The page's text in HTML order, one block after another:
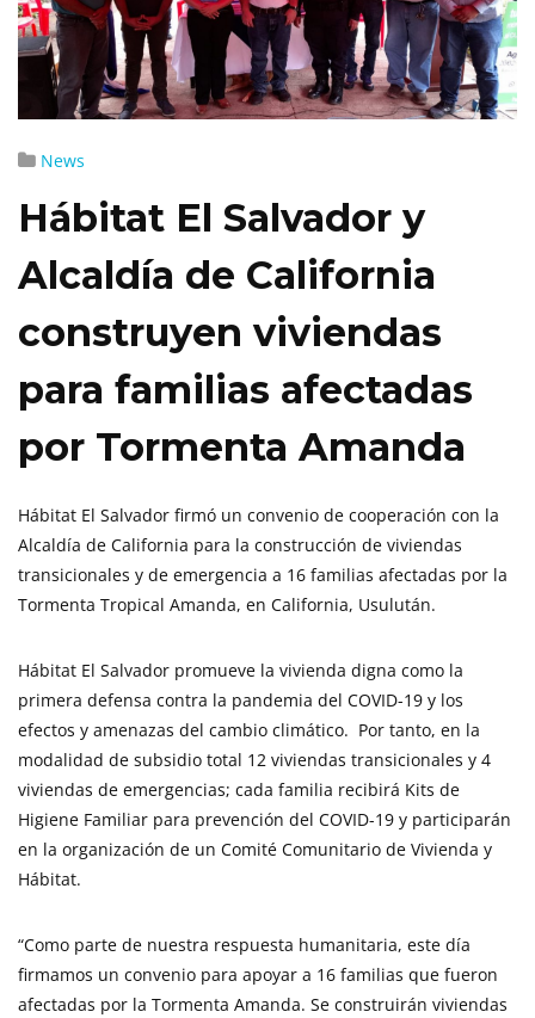
News
Hábitat El Salvador y
Alcaldía de California
construyen viviendas
para familias afectadas
por Tormenta Amanda
Hábitat El Salvador firmó un convenio de cooperación con la
Alcaldía de California para la construcción de viviendas
transicionales y de emergencia a 16 familias afectadas por la
Tormenta Tropical Amanda, en California, Usulután.
Hábitat El Salvador promueve la vivienda digna como la
primera defensa contra la pandemia del COVID-19 y los
efectos y amenazas del cambio climático. Por tanto, en la
modalidad de subsidio total 12 viviendas transicionales y 4
viviendas de emergencias; cada familia recibirá Kits de
Higiene Familiar para prevención del COVID-19 y participarán
en la organización de un Comité Comunitario de Vivienda y
Hábitat.
“Como parte de nuestra respuesta humanitaria, este día
firmamos un convenio para apoyar a 16 familias que fueron
afectadas por la Tormenta Amanda. Se construirán viviendas